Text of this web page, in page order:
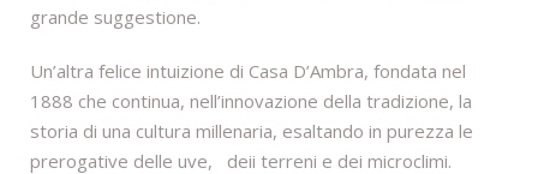
grande suggestione.
Un’altra felice intuizione di Casa D’Ambra, fondata nel
1888 che continua, nell’innovazione della tradizione, la
storia di una cultura millenaria, esaltando in purezza le
prerogative delle uve, deii terreni e dei microclimi.